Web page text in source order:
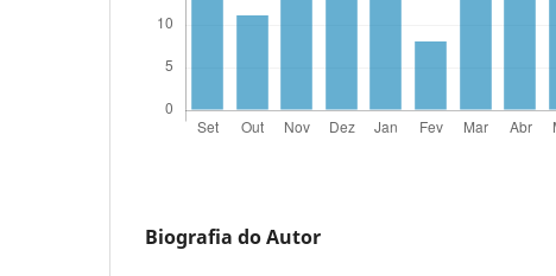
Biografia do Autor